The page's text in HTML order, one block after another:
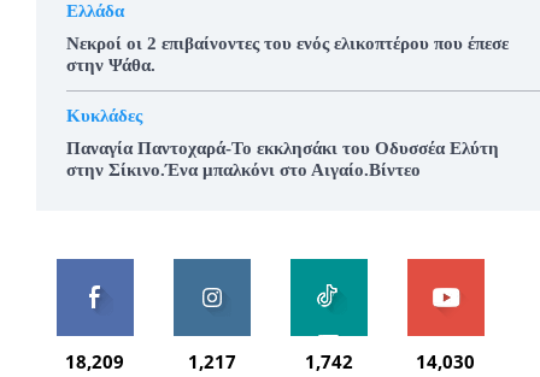
Ελλάδα
Νεκροί οι 2 επιβαίνοντες του ενός ελικοπτέρου που έπεσε
στην Ψάθα.
Κυκλάδες
Παναγία Παντοχαρά-Το εκκλησάκι του Οδυσσέα Ελύτη
στην Σίκινο.Ένα μπαλκόνι στο Αιγαίο.Βίντεο
18,209 1,217 1,742 14,030